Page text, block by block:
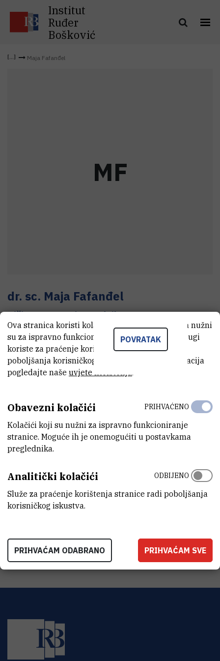
Institut
Ruđer
Bošković
Maja Fafanđel
MF
dr. sc. Maja Fafanđel
Viši znanstveni suradnik
E-MAIL
maja@cim.irb.hr
718
ZAVOD
LABORATORIJ
Laboratorij za eutrofikaciju, ekotoksikologiju i bioremedijaciju
ADRESA
G. Paliaga 5
52210 Rovinj
POVRATAK
Ova stranica koristi kolačiće. Neki od tih kolačića nužni
su za ispravno funkcioniranje stranice, dok se drugi
koriste za praćenje korištenja stranice radi
poboljšanja korisničkog iskustva. Za više informacija
pogledajte naše uvjete korištenja
Obavezni kolačići
Kolačići koji su nužni za ispravno funkcioniranje
stranice. Moguće ih je onemogućiti u postavkama
preglednika.
PRIHVAĆENO
Analitički kolačići
Služe za praćenje korištenja stranice radi poboljšanja
korisničkog iskustva.
ODBIJENO
PRIHVAĆAM ODABRANO PRIHVAĆAM SVE